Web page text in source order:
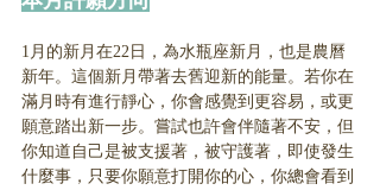
1月的新月在22日，為水瓶座新月，也是農曆
新年。這個新月帶著去舊迎新的能量。若你在
滿月時有進行靜心，你會感覺到更容易，或更
願意踏出新一步。嘗試也許會伴隨著不安，但
你知道自己是被支援著，被守護著，即使發生
什麼事，只要你願意打開你的心，你總會看到